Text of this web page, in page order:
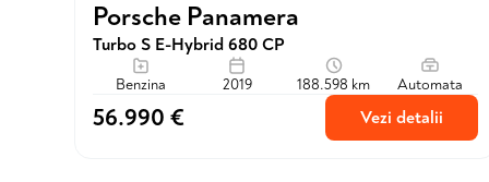
Porsche Panamera
Turbo S E-Hybrid 680 CP
Benzina 2019 188.598 km Automata
56.990 € Vezi detalii